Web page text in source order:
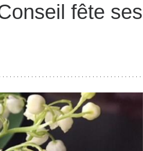
fête ses